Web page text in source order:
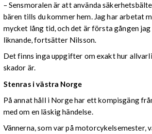
– Sensmoralen är att använda
bären tills du kommer hem. Jag har arbetat
mycket lång tid, och det är första gången
liknande, fortsätter Nilsson.
Det finns inga uppgifter om exakt hur
skador är.
Stenras i västra Norge
På annat håll i Norge har ett kompisgäng
med om en läskig händelse.
Vännerna, som var på motorcykelsemester,